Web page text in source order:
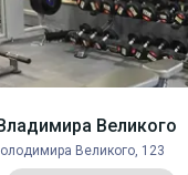
Великого
Великого, 123